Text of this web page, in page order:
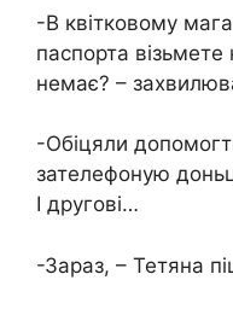
-В квітковому
паспорта
немає? –
-Обіцяли
зателефоную
І другові…
-Зараз, – Тетяна